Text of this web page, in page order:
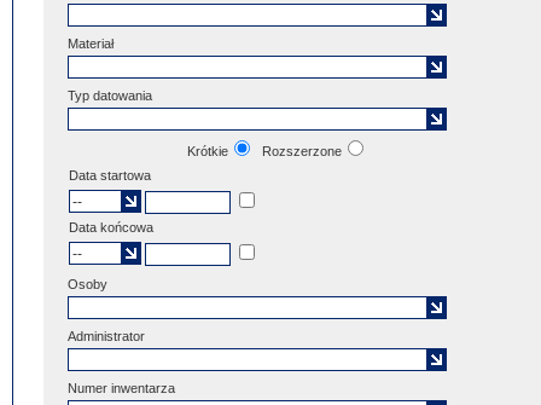
Materiał
Typ datowania
Krótkie
Rozszerzone
Data startowa
Data końcowa
Osoby
Administrator
Numer inwentarza